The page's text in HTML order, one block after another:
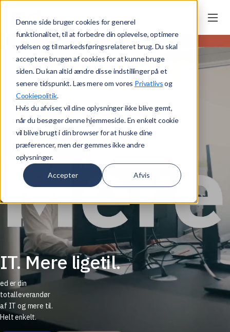
Denne side bruger cookies for generel
funktionalitet, til at forbedre din oplevelse, optimere
ydelsen og til markedsføringsrelateret brug. Du skal
acceptere brugen af cookies for at kunne bruge
siden. Du kan altid ændre disse indstillinger på et
senere tidspunkt. Læs mere om vores Privatlivsog
Cookiepolitik.
Hvis du afviser, vil dine oplysninger ikke blive gemt,
når du besøger denne hjemmeside. En enkelt cookie
vil blive brugt i din browser for at huske dine
præferencer, men der gemmes ikke andre
oplysninger.
Accepter Afvis
IT. Mere ligetil.
ed er din
totalleverandør
af IT og mere til.
Helt enkelt.